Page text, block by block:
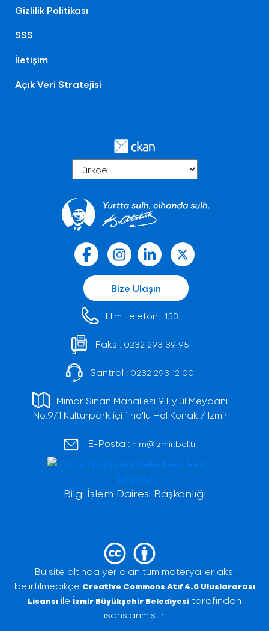
Gizlilik Politikası
SSS
İletişim
Açık Veri Stratejisi
Bize Ulaşın
Him Telefon : 153
Faks : 0232 293 39 95
Santral : 0232 293 12 00
Mimar Sinan Mahallesi 9 Eylül Meydanı
No:9/1 Kültürpark içi 1 no'lu Hol Konak / İzmir
E-Posta : him@izmir.bel.tr
Bilgi İşlem Dairesi Başkanlığı
Bu site altında yer alan tüm materyaller aksi
belirtilmedikçe Creative Commons Atıf 4.0 Uluslararası
Lisansı ile İzmir Büyükşehir Belediyesi tarafından
lisanslanmıştır.